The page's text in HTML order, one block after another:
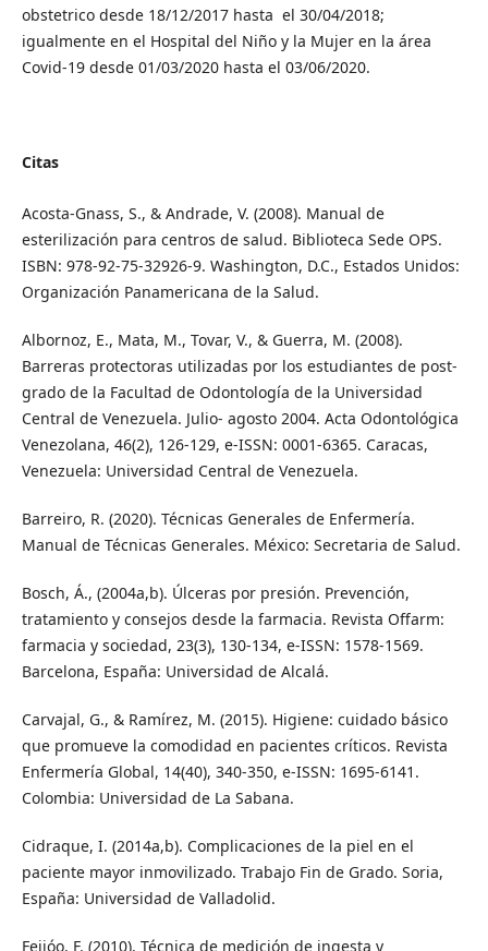
obstetrico desde 18/12/2017 hasta el 30/04/2018;
igualmente en el Hospital del Niño y la Mujer en la área
Covid-19 desde 01/03/2020 hasta el 03/06/2020.
Citas
Acosta-Gnass, S., & Andrade, V. (2008). Manual de
esterilización para centros de salud. Biblioteca Sede OPS.
ISBN: 978-92-75-32926-9. Washington, D.C., Estados Unidos:
Organización Panamericana de la Salud.
Albornoz, E., Mata, M., Tovar, V., & Guerra, M. (2008).
Barreras protectoras utilizadas por los estudiantes de post-
grado de la Facultad de Odontología de la Universidad
Central de Venezuela. Julio- agosto 2004. Acta Odontológica
Venezolana, 46(2), 126-129, e-ISSN: 0001-6365. Caracas,
Venezuela: Universidad Central de Venezuela.
Barreiro, R. (2020). Técnicas Generales de Enfermería.
Manual de Técnicas Generales. México: Secretaria de Salud.
Bosch, Á., (2004a,b). Úlceras por presión. Prevención,
tratamiento y consejos desde la farmacia. Revista Offarm:
farmacia y sociedad, 23(3), 130-134, e-ISSN: 1578-1569.
Barcelona, España: Universidad de Alcalá.
Carvajal, G., & Ramírez, M. (2015). Higiene: cuidado básico
que promueve la comodidad en pacientes críticos. Revista
Enfermería Global, 14(40), 340-350, e-ISSN: 1695-6141.
Colombia: Universidad de La Sabana.
Cidraque, I. (2014a,b). Complicaciones de la piel en el
paciente mayor inmovilizado. Trabajo Fin de Grado. Soria,
España: Universidad de Valladolid.
Feijóo, F. (2010). Técnica de medición de ingesta y